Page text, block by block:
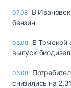
07.08 В
бензин
06.08 В Томской
выпуск
06.08
снизились на